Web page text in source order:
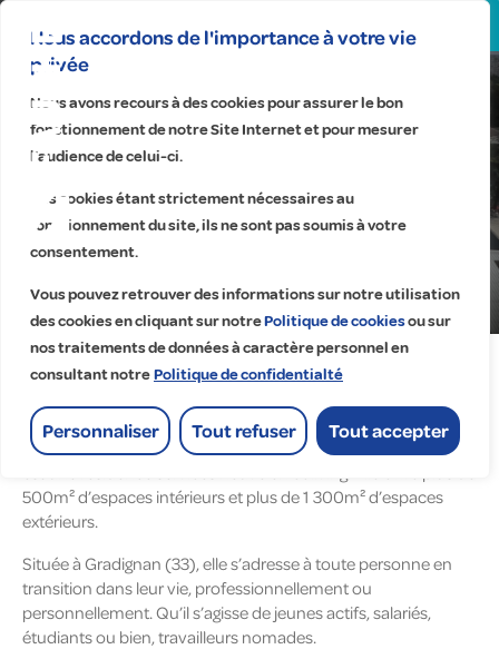
Nous accordons de l'importance à votre vie
privée
Nous avons recours à des cookies pour assurer le bon
fonctionnement de notre Site Internet et pour mesurer
l’audience de celui-ci.
Ces cookies étant strictement nécessaires au
fonctionnement du site, ils ne sont pas soumis à votre
consentement.
Vous pouvez retrouver des informations sur notre utilisation
des cookies en cliquant sur notrePolitique de cookiesou sur
nos traitements de données à caractère personnel en
consultant notrePolitique de confidentialté
Personnaliser Tout refuser Tout accepter
Gradignan | Nouvelle-Aquitaine
LP Promotion
Réalisation des
installations électriques
d’une résidence de
coliving
Accueil > Réalisations >
Réalisation des installations électriques d’une
résidence de coliving
La résidence I-Art, composée de 364 unités d’hébergements,
500m² d’espaces intérieurs et plus de 1 300m² d’espaces
extérieurs.
Située à Gradignan (33), elle s’adresse à toute personne en
transition dans leur vie, professionnellement ou
personnellement. Qu’il s’agisse de jeunes actifs, salariés,
étudiants ou bien, travailleurs nomades.